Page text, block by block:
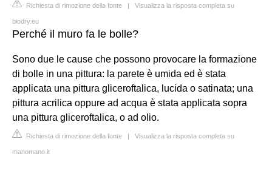
Richiesta di rimozione della fonte | Visualizza la risposta completa su
biodry.eu
Perché il muro fa le bolle?
Sono due le cause che possono provocare la formazione
di bolle in una pittura: la parete è umida ed è stata
applicata una pittura gliceroftalica, lucida o satinata; una
pittura acrilica oppure ad acqua è stata applicata sopra
una pittura gliceroftalica, o ad olio.
Richiesta di rimozione della fonte | Visualizza la risposta completa su
manomano.it